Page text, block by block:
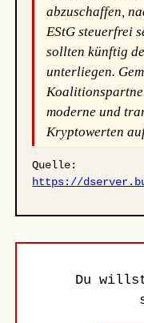
abzuschaffen,
EStG steuerfrei
sollten künftig
unterliegen.
moderne und
Kryptowerten
Quelle:
https://
Du